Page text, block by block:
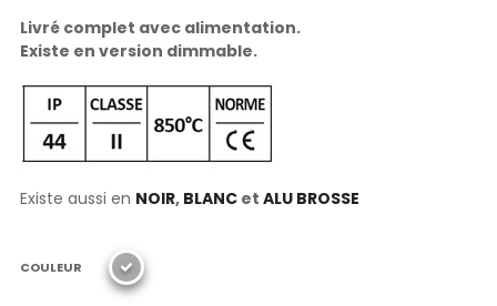
Livré complet avec alimentation.
Existe en version dimmable.
Existe aussi en NOIR, BLANC et ALU BROSSE
COULEUR